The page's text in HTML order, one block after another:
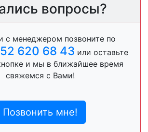
вопросы?
с менеджером позвоните по
620 68 43 или оставьте
и мы в ближайшее время
свяжемся с Вами!
Позвонить мне!